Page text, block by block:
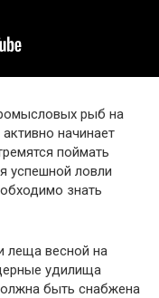
рыб на
начинает
поймать
успешной ловли
знать
леща весной на
удилища
быть снабжена